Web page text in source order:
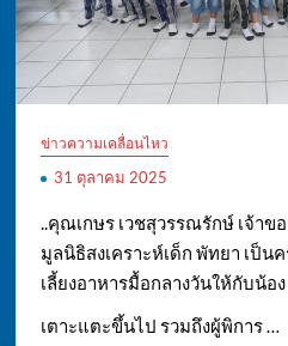
ข่าวความเคลื่อนไหว
31 ตุลาคม 2025
..คุณเกษร เวชสุวรรณรักษ์ เจ้า
มูลนิธิสงเคราะห์เด็ก พัทยา เป็น
เลี้ยงอาหารมื้อกลางวันให้กับน้อ
เตาะแตะขึ้นไป รวมถึงผู้พิการ …